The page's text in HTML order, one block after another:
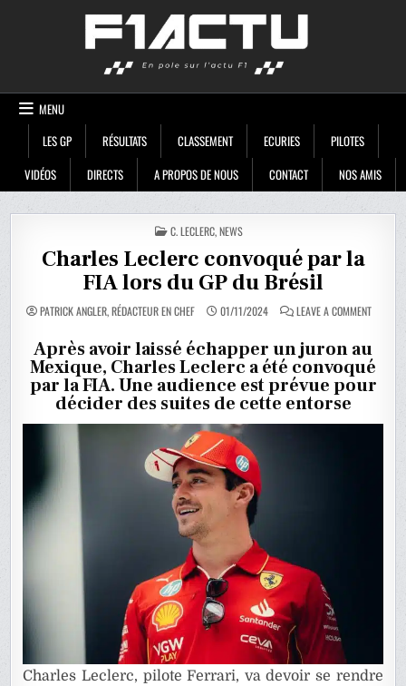
MENU
LES GP
RÉSULTATS CLASSEMENT ECURIES
PILOTES
VIDÉOS
DIRECTS A PROPOS DE NOUS CONTACT NOS AMIS
POSTED
IN
C. LECLERC,NEWS
Charles Leclerc convoqué par la
FIA lors du GP du Brésil
PATRICK ANGLER, RÉDACTEUR EN CHEF 01/11/2024 LEAVE A COMMENTON
PAR
LA
FIA
LORS
Après avoir laissé échapper un juron au
Mexique, Charles Leclerc a été convoqué
par la FIA. Une audience est prévue pour
décider des suites de cette entorse
Charles Leclerc, pilote Ferrari, va devoir se rendre